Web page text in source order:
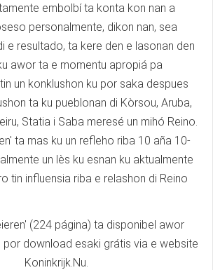
embolbí ta konta kon nan a
personalmente, dikon nan, sea
e resultado, ta kere den e lasonan den
awor ta e momentu apropiá pa
un konklushon ku por saka despues
ta ku pueblonan di Kòrsou, Aruba,
Statia i Saba meresé un mihó Reino.
ta mas ku un refleho riba 10 aña 10-
un lès ku esnan ku aktualmente
tin influensia riba e relashon di Reino
(224 página) ta disponibel awor
download esaki grátis via e website
Koninkrijk.Nu.